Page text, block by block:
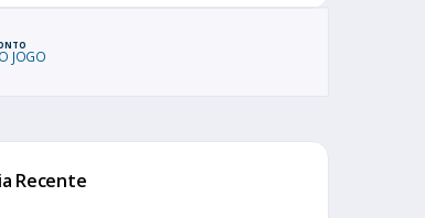
JOGO
Recente